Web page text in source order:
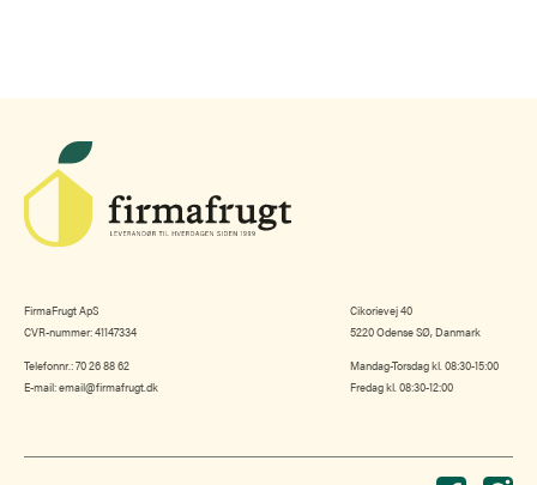
FirmaFrugt ApS
CVR-nummer: 41147334
Telefonnr.:70 26 88 62
E-mail:email@firmafrugt.dk
Cikorievej 40
5220 Odense SØ, Danmark
Mandag-Torsdag kl. 08:30-15:00
Fredag kl. 08:30-12:00